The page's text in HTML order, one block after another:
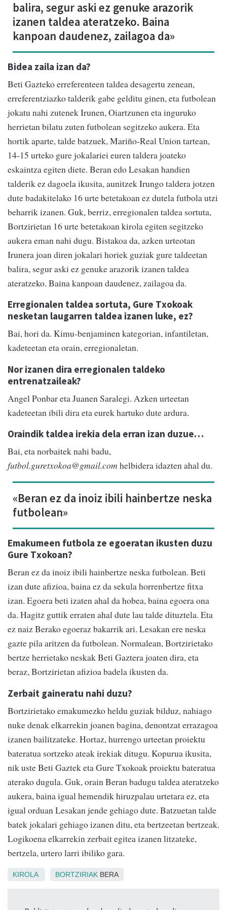
balira, segur aski ez genuke arazorik
izanen taldea ateratzeko. Baina
kanpoan daudenez, zailagoa da»
Bidea zaila izan da?
Beti Gazteko erreferenteen taldea desagertu zenean,
erreferentziazko talderik gabe gelditu ginen, eta futbolean
jokatu nahi zutenek Irunen, Oiartzunen eta inguruko
herrietan bilatu zuten futbolean segitzeko aukera. Eta
hortik aparte, talde batzuek, Mariño-Real Union tartean,
14-15 urteko gure jokalariei euren taldera joateko
eskaintza egiten diete. Beran edo Lesakan handien
talderik ez dagoela ikusita, aunitzek Irungo taldera jotzen
dute badakitelako 16 urte betetakoan ez dutela futbola utzi
beharrik izanen. Guk, berriz, erregionalen taldea sortuta,
Bortzirietan 16 urte betetakoan kirola egiten segitzeko
aukera eman nahi dugu. Bistakoa da, azken urteotan
Irunera joan diren jokalari horiek guziak gure taldeetan
balira, segur aski ez genuke arazorik izanen taldea
ateratzeko. Baina kanpoan daudenez, zailagoa da.
Erregionalen taldea sortuta, Gure Txokoak
nesketan laugarren taldea izanen luke, ez?
Bai, hori da. Kimu-benjaminen kategorian, infantiletan,
kadeteetan eta orain, erregionaletan.
Nor izanen dira erregionalen taldeko
entrenatzaileak?
Angel Ponbar eta Juanen Saralegi. Azken urteetan
kadeteetan ibili dira eta eurek hartuko dute ardura.
Oraindik taldea irekia dela erran izan duzue…
Bai, eta norbaitek nahi badu,
futbol.guretxokoa@gmail.com helbidera idazten ahal du.
«Beran ez da inoiz ibili hainbertze neska
futbolean»
Emakumeen futbola ze egoeratan ikusten duzu
Gure Txokoan?
Beran ez da inoiz ibili hainbertze neska futbolean. Beti
izan dute afizioa, baina ez da sekula horrenbertze fitxa
izan. Egoera beti izaten ahal da hobea, baina egoera ona
da. Hagitz guttik erraten ahal dute lau talde dituztela. Eta
ez naiz Berako egoeraz bakarrik ari. Lesakan ere neska
gazte pila aritzen da futbolean. Normalean, Bortzirietako
bertze herrietako neskak Beti Gaztera joaten dira, eta
beraz, Bortzirietan afizioa badela ikusten da.
Zerbait gaineratu nahi duzu?
Bortzirietako emakumezko heldu guziak bilduz, nahiago
nuke denak elkarrekin joanen bagina, denontzat errazagoa
izanen bailitzateke. Hortaz, hurrengo urteetan proiektu
bateratua sortzeko ateak irekiak ditugu. Kopurua ikusita,
nik uste Beti Gaztek eta Gure Txokoak proiektu bateratua
aterako dugula. Guk, orain Beran badugu taldea ateratzeko
aukera, baina igual hemendik hiruzpalau urtetara ez, eta
igual orduan Lesakan jende gehiago dute. Batzuetan talde
batek jokalari gehiago izanen ditu, eta bertzeetan bertzeak.
Logikoena elkarrekin zerbait egitea izanen litzateke,
bertzela, urtero larri ibiliko gara.
KIROLA BORTZIRIAK BERA